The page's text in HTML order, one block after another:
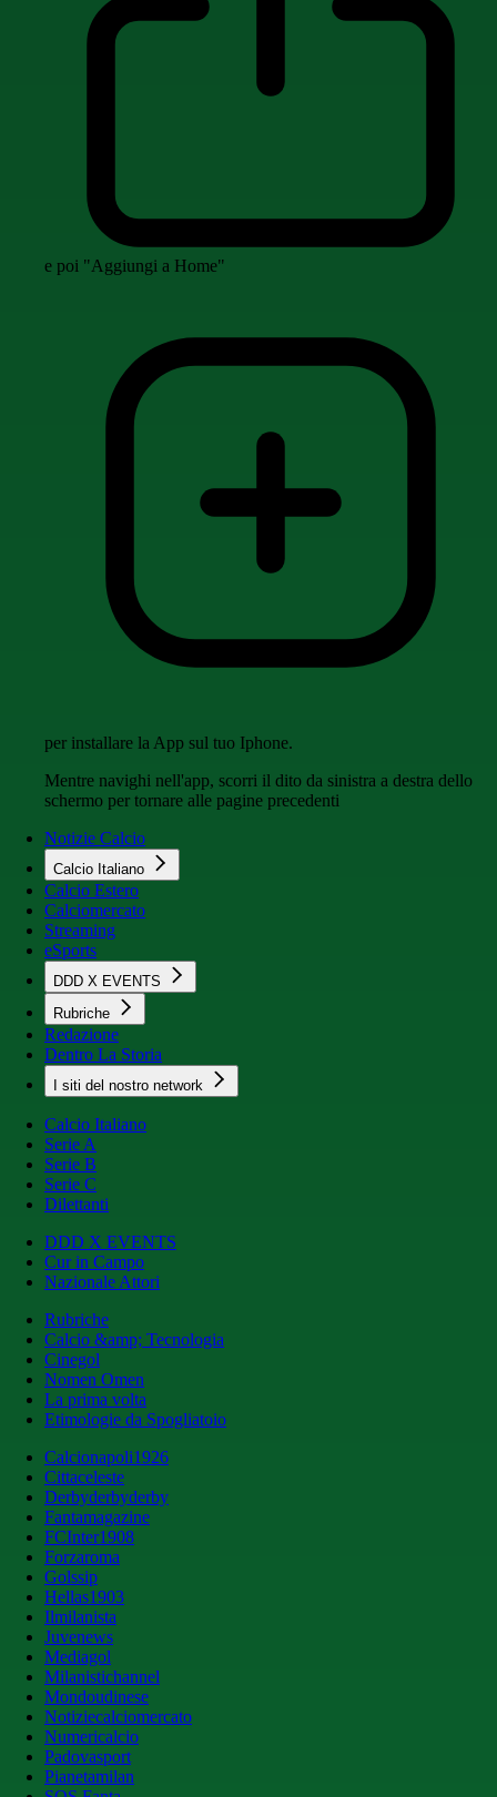
e poi "Aggiungi a Home"
per installare la App sul tuo Iphone.
Mentre navighi nell'app, scorri il dito da sinistra a destra dello
schermo per tornare alle pagine precedenti
Notizie Calcio
Calcio Italiano
Calcio Estero
Calciomercato
Streaming
eSports
DDD X EVENTS
Rubriche
Redazione
Dentro La Storia
I siti del nostro network
Calcio Italiano
Serie A
Serie B
Serie C
Dilettanti
DDD X EVENTS
Cur in Campo
Nazionale Attori
Rubriche
Calcio &amp; Tecnologia
Cinegol
Nomen Omen
La prima volta
Etimologie da Spogliatoio
Calcionapoli1926
Cittaceleste
Derbyderbyderby
Fantamagazine
FCInter1908
Forzaroma
Golssip
Hellas1903
Ilmilanista
Juvenews
Mediagol
Milanistichannel
Mondoudinese
Notiziecalciomercato
Numericalcio
Padovasport
Pianetamilan